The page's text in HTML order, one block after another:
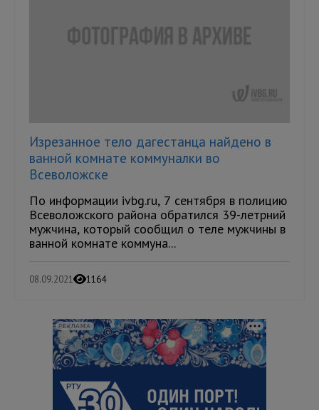
Изрезанное тело дагестанца найдено в
ванной комнате коммуналки во
Всеволожске
По информации ivbg.ru, 7 сентября в полицию
Всеволожского района обратился 39-летрний
мужчина, который сообщил о теле мужчины в
ванной комнате коммуна...
08.09.2021 1164
РЕКЛАМА